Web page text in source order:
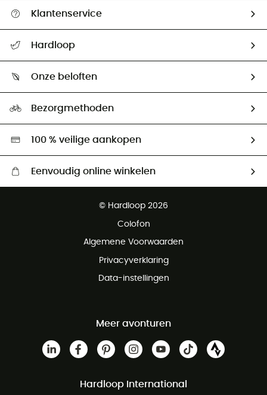
Klantenservice
Mijn zending volgen
Retourzendingen & Terugbetalingen
Hardloop
Ambassadeurs
Onze beloften
Hardgreen
Bezorgmethoden
100 % veilige aankopen
Eenvoudig online winkelen
Gratis retourneren binnen 100 dagen
© Hardloop 2026
Colofon
Algemene Voorwaarden
Privacyverklaring
Data-instellingen
Meer avonturen
Hardloop International